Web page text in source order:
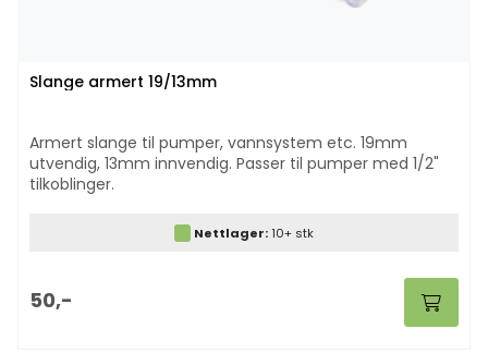
Slange armert 19/13mm
Armert slange til pumper, vannsystem etc. 19mm
utvendig, 13mm innvendig. Passer til pumper med 1/2"
tilkoblinger.
Nettlager:10+ stk
50,-